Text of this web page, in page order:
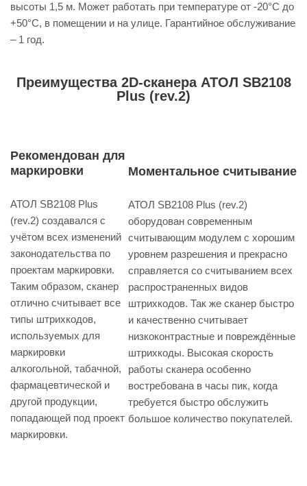
высоты 1,5 м. Может работать при температуре от -20°С до
+50°С, в помещении и на улице. Гарантийное обслуживание
– 1 год.
Преимущества 2D-сканера АТОЛ SB2108
Plus (rev.2)
Рекомендован для
маркировки
АТОЛ SB2108 Plus
(rev.2) создавался с
учётом всех изменений
законодательства по
проектам маркировки.
Таким образом, сканер
отлично считывает все
типы штрихкодов,
используемых для
маркировки
алкогольной, табачной,
фармацевтической и
другой продукции,
попадающей под проект
маркировки.
Моментальное считывание
АТОЛ SB2108 Plus (rev.2)
оборудован современным
считывающим модулем с хорошим
уровнем разрешения и прекрасно
справляется со считыванием всех
распространенных видов
штрихкодов. Так же сканер быстро
и качественно считывает
низкоконтрастные и повреждённые
штрихкоды. Высокая скорость
работы сканера особенно
востребована в часы пик, когда
требуется быстро обслужить
большое количество покупателей.